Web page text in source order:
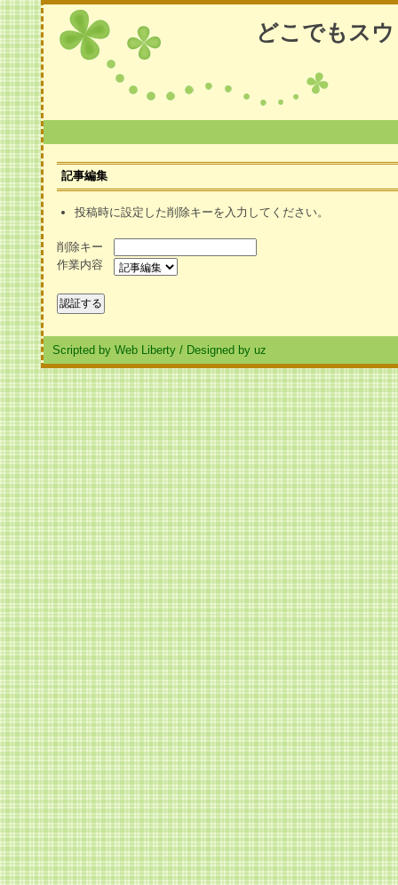
どこでもス
記事編集
投稿時に設定した削除キーを入力してください。
削除キー
作業内容
Scripted by Web Liberty / Designed by uz